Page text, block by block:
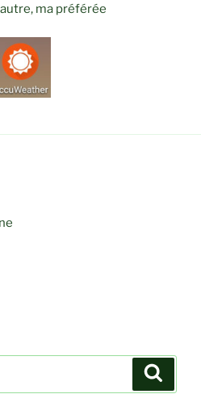
ma préférée